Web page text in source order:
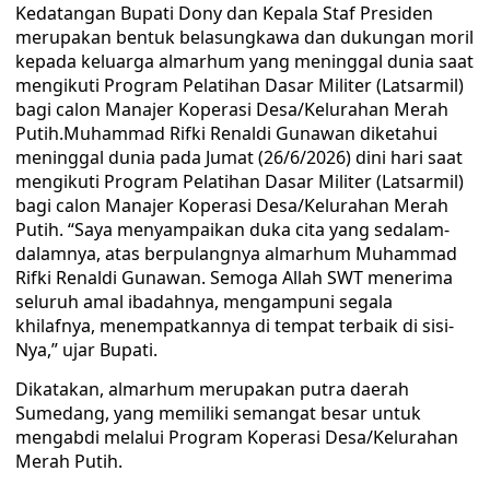
Kedatangan Bupati Dony dan Kepala Staf Presiden
merupakan bentuk belasungkawa dan dukungan moril
kepada keluarga almarhum yang meninggal dunia saat
mengikuti Program Pelatihan Dasar Militer (Latsarmil)
bagi calon Manajer Koperasi Desa/Kelurahan Merah
Putih.Muhammad Rifki Renaldi Gunawan diketahui
meninggal dunia pada Jumat (26/6/2026) dini hari saat
mengikuti Program Pelatihan Dasar Militer (Latsarmil)
bagi calon Manajer Koperasi Desa/Kelurahan Merah
Putih. “Saya menyampaikan duka cita yang sedalam-
dalamnya, atas berpulangnya almarhum Muhammad
Rifki Renaldi Gunawan. Semoga Allah SWT menerima
seluruh amal ibadahnya, mengampuni segala
khilafnya, menempatkannya di tempat terbaik di sisi-
Nya,” ujar Bupati.
Dikatakan, almarhum merupakan putra daerah
Sumedang, yang memiliki semangat besar untuk
mengabdi melalui Program Koperasi Desa/Kelurahan
Merah Putih.